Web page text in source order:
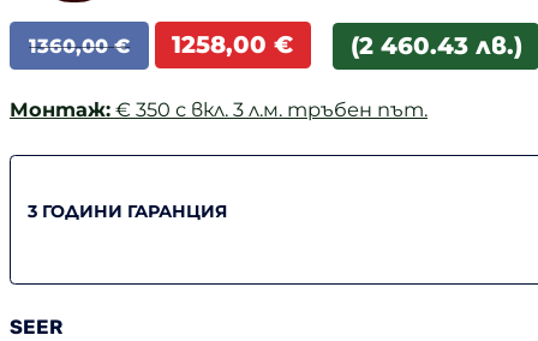
1360,00€
Original
price
1360,00 €.
1258,00€
Текущата
цена
1258,00 €.
(2 460.43 лв.)
Монтаж: € 350 с вкл. 3 л.м. тръбен път.
3 ГОДИНИ ГАРАНЦИЯ
SEER